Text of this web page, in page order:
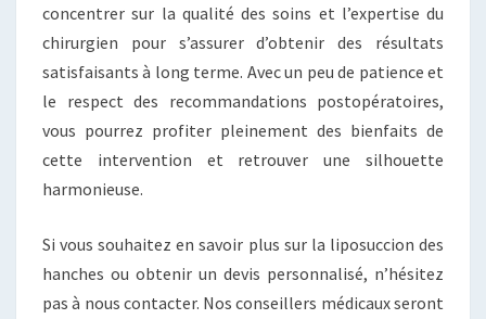
concentrer sur la qualité des soins et l’expertise du
chirurgien pour s’assurer d’obtenir des résultats
satisfaisants à long terme. Avec un peu de patience et
le respect des recommandations postopératoires,
vous pourrez profiter pleinement des bienfaits de
cette intervention et retrouver une silhouette
harmonieuse.
Si vous souhaitez en savoir plus sur la liposuccion des
hanches ou obtenir un devis personnalisé, n’hésitez
pas à nous contacter. Nos conseillers médicaux seront